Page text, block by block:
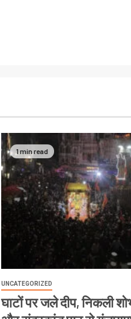
1 min read
UNCATEGORIZED
घाटों पर जले दीप, निकली